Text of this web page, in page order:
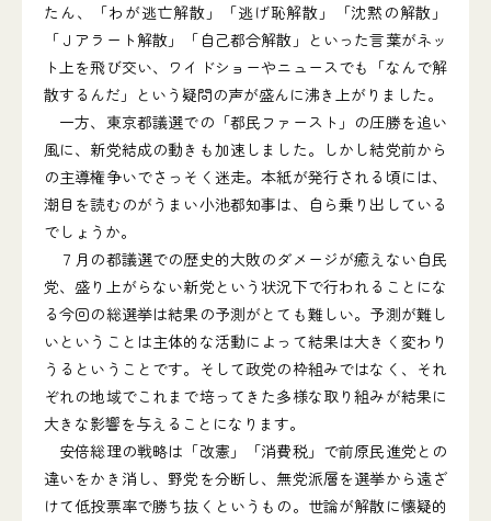
たん、「わが逃亡解散」「逃げ恥解散」「沈黙の解散」
「Ｊアラート解散」「自己都合解散」といった言葉がネッ
ト上を飛び交い、ワイドショーやニュースでも「なんで解
散するんだ」という疑問の声が盛んに沸き上がりました。
一方、東京都議選での「都民ファースト」の圧勝を追い
風に、新党結成の動きも加速しました。しかし結党前から
の主導権争いでさっそく迷走。本紙が発行される頃には、
潮目を読むのがうまい小池都知事は、自ら乗り出している
でしょうか。
７月の都議選での歴史的大敗のダメージが癒えない自民
党、盛り上がらない新党という状況下で行われることにな
る今回の総選挙は結果の予測がとても難しい。予測が難し
いということは主体的な活動によって結果は大きく変わり
うるということです。そして政党の枠組みではなく、それ
ぞれの地域でこれまで培ってきた多様な取り組みが結果に
大きな影響を与えることになります。
安倍総理の戦略は「改憲」「消費税」で前原民進党との
違いをかき消し、野党を分断し、無党派層を選挙から遠ざ
けて低投票率で勝ち抜くというもの。世論が解散に懐疑的